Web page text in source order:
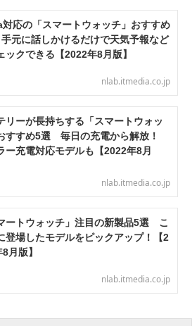
応の「スマートウォッチ」おすすめ
元に話しかけるだけで天気予報など
ックできる【2022年8月版】
nlab.itmedia.co.jp
リーが長持ちする「スマートウォッ
すすめ5選 毎日の充電から解放！
ー充電対応モデルも【2022年8月
nlab.itmedia.co.jp
ートウォッチ」注目の新製品5選 こ
登場したモデルをピックアップ！【2
月版】
nlab.itmedia.co.jp